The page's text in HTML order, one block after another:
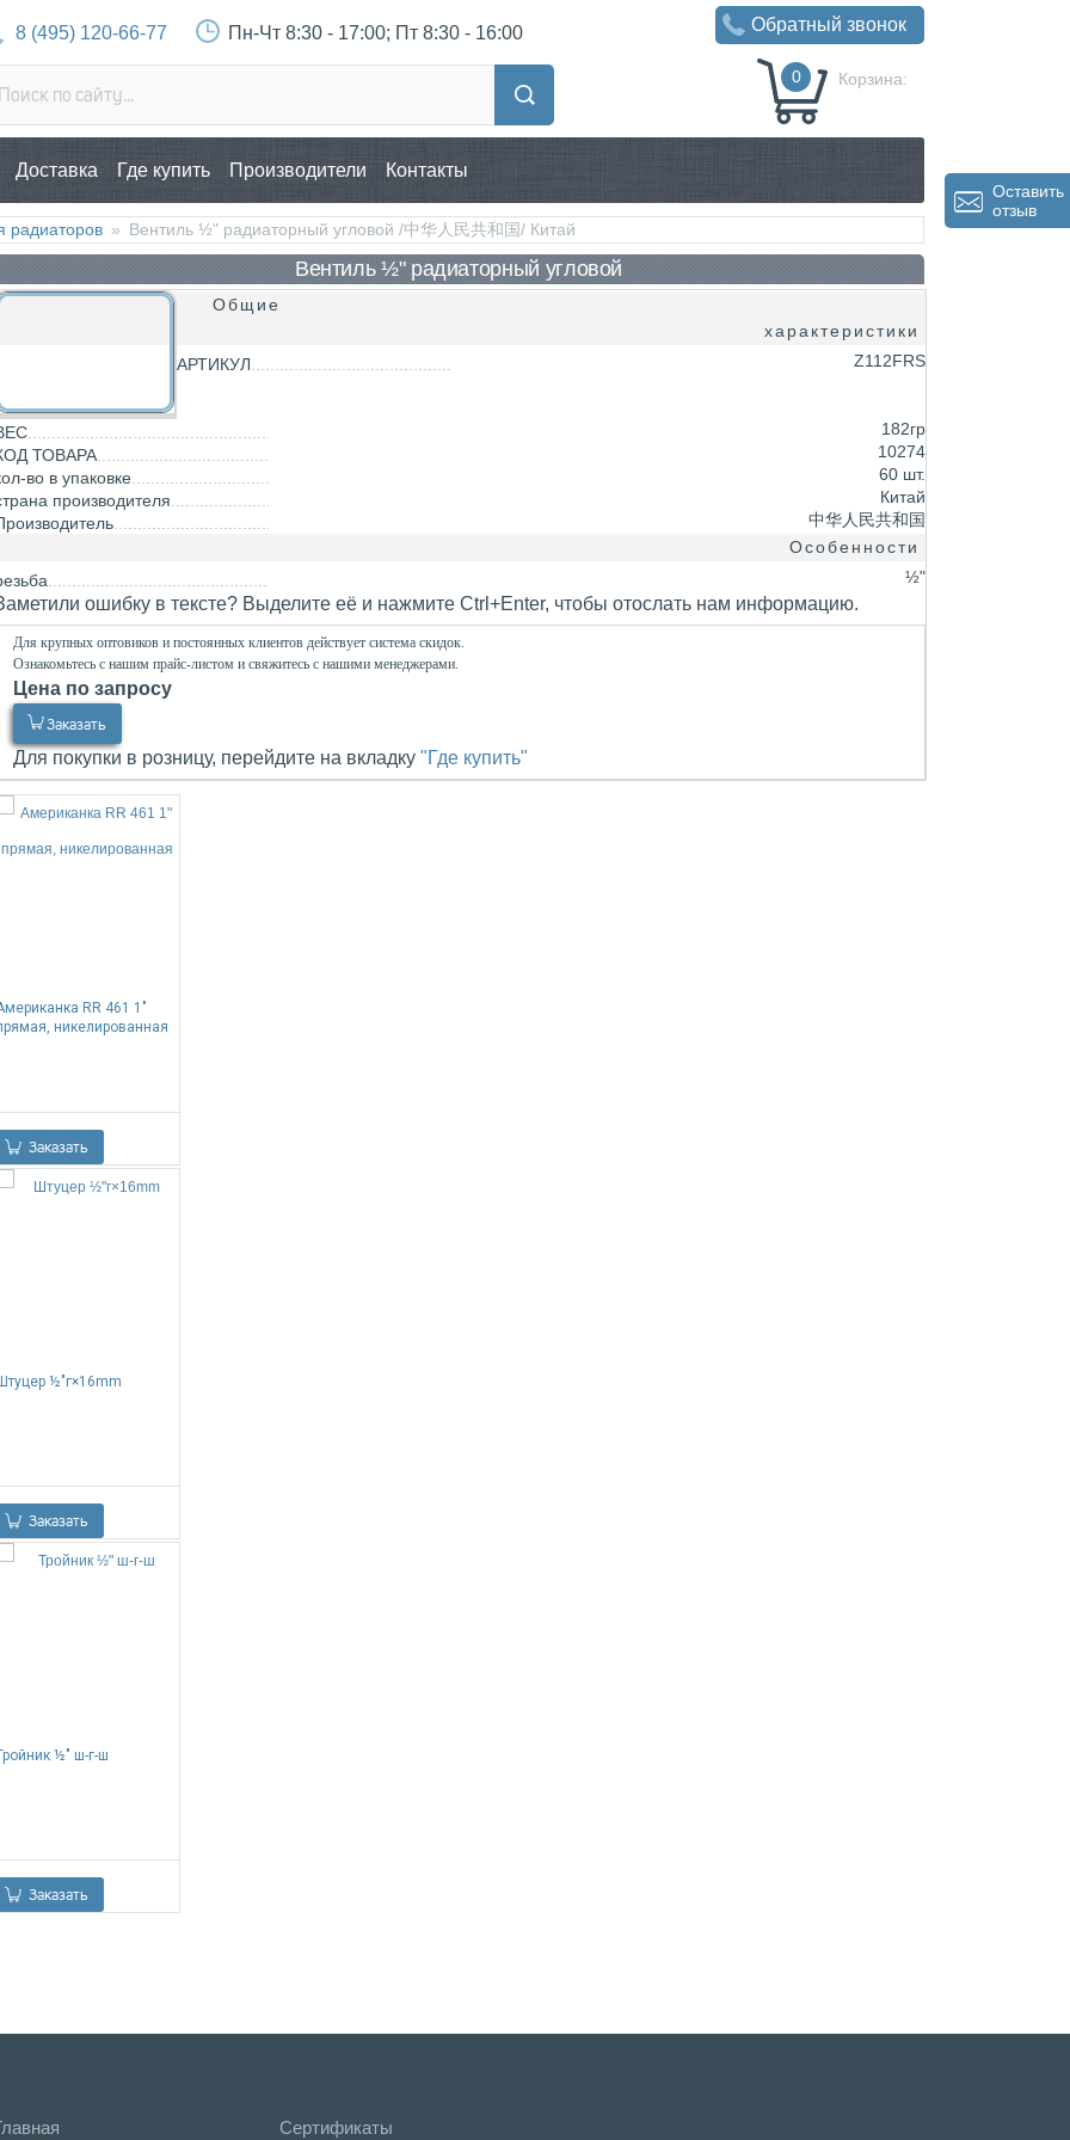
Корзина:
0
8 (495) 120-66-77 Пн-Чт 8:30 - 17:00; Пт 8:30 - 16:00 Обратный звонок
Доставка Где купить Производители Контакты
радиаторов » Вентиль ½" радиаторный угловой /中华人民共和国/ Китай
Вентиль ½" радиаторный угловой
Общие
характеристики
АРТИКУЛ
Z112FRS
182гр
ТОВАРА
10274
во в упаковке
60 шт.
производителя
Китай
中华人民共和国
Особенности
½"
ошибку в тексте? Выделите её и нажмите Ctrl+Enter, чтобы отослать нам информацию.
Для крупных оптовиков и постоянных клиентов действует система скидок.
Ознакомьтесь с нашим прайс-листом и свяжитесь с нашими менеджерами.
Цена по запросу
Заказать
Для покупки в розницу, перейдите на вкладку "Где купить"
RR 461 1"
никелированная
Заказать
½"г×16mm
Заказать
½" ш-г-ш
Заказать
Сертификаты
Оставить
отзыв